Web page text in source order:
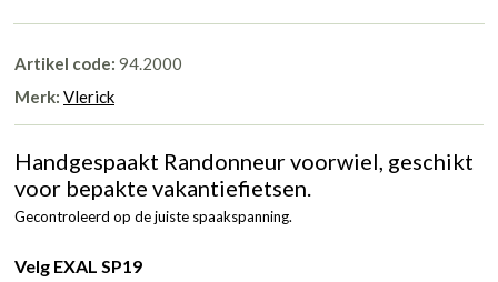
Artikel code: 94.2000
Merk: Vlerick
Handgespaakt Randonneur voorwiel, geschikt
voor bepakte vakantiefietsen.
Gecontroleerd op de juiste spaakspanning.
Velg EXAL SP19